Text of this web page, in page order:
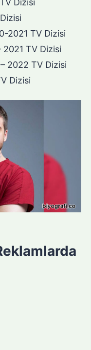
Dizisi
2021 TV Dizisi
TV Dizisi
2022 TV Dizisi
Dizisi